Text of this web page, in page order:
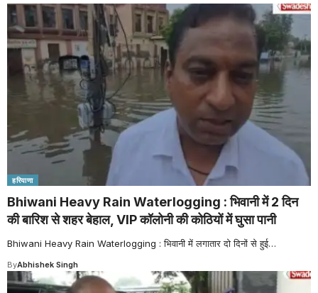
हरियाणा
Bhiwani Heavy Rain Waterlogging : भिवानी में 2 दिन
की बारिश से शहर बेहाल, VIP कॉलोनी की कोठियों में घुसा पानी
Bhiwani Heavy Rain Waterlogging : भिवानी में लगातार दो दिनों से हुई…
ByAbhishek Singh